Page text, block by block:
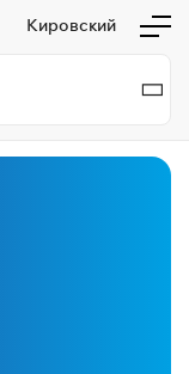
Кировский